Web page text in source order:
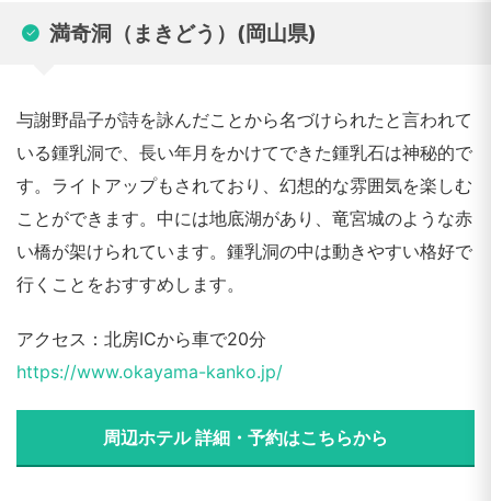
満奇洞（まきどう）(岡山県)
与謝野晶子が詩を詠んだことから名づけられたと言われて
いる鍾乳洞で、長い年月をかけてできた鍾乳石は神秘的で
す。ライトアップもされており、幻想的な雰囲気を楽しむ
ことができます。中には地底湖があり、竜宮城のような赤
い橋が架けられています。鍾乳洞の中は動きやすい格好で
行くことをおすすめします。
アクセス：北房ICから車で20分
https://www.okayama-kanko.jp/
周辺ホテル 詳細・予約はこちらから